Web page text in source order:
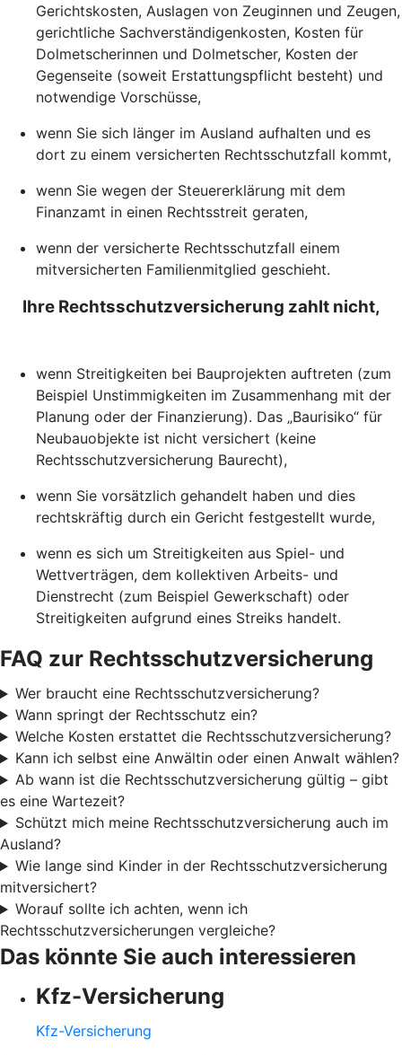
Gerichtskosten, Auslagen von Zeuginnen und Zeugen,
gerichtliche Sachverständigenkosten, Kosten für
Dolmetscherinnen und Dolmetscher, Kosten der
Gegenseite (soweit Erstattungspflicht besteht) und
notwendige Vorschüsse,
wenn Sie sich länger im Ausland aufhalten und es
dort zu einem versicherten Rechtsschutzfall kommt,
wenn Sie wegen der Steuererklärung mit dem
Finanzamt in einen Rechtsstreit geraten,
wenn der versicherte Rechtsschutzfall einem
mitversicherten Familienmitglied geschieht.
Ihre Rechtsschutzversicherung zahlt nicht,
wenn Streitigkeiten bei Bauprojekten auftreten (zum
Beispiel Unstimmigkeiten im Zusammenhang mit der
Planung oder der Finanzierung). Das „Baurisiko“ für
Neubauobjekte ist nicht versichert (keine
Rechtsschutzversicherung Baurecht),
wenn Sie vorsätzlich gehandelt haben und dies
rechtskräftig durch ein Gericht festgestellt wurde,
wenn es sich um Streitigkeiten aus Spiel- und
Wettverträgen, dem kollektiven Arbeits- und
Dienstrecht (zum Beispiel Gewerkschaft) oder
Streitigkeiten aufgrund eines Streiks handelt.
FAQ zur Rechtsschutzversicherung
Wer braucht eine Rechtsschutzversicherung?
Wann springt der Rechtsschutz ein?
Welche Kosten erstattet die Rechtsschutzversicherung?
Kann ich selbst eine Anwältin oder einen Anwalt wählen?
Ab wann ist die Rechtsschutzversicherung gültig – gibt
es eine Wartezeit?
Schützt mich meine Rechtsschutzversicherung auch im
Ausland?
Wie lange sind Kinder in der Rechtsschutzversicherung
mitversichert?
Worauf sollte ich achten, wenn ich
Rechtsschutzversicherungen vergleiche?
Das könnte Sie auch interessieren
Kfz-Versicherung
Kfz-Versicherung